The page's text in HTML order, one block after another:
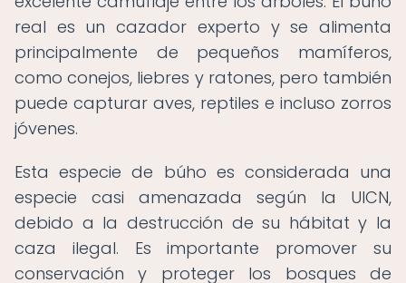
real es un cazador experto y se alimenta
principalmente de pequeños mamíferos,
como conejos, liebres y ratones, pero también
puede capturar aves, reptiles e incluso zorros
jóvenes.
Esta especie de búho es considerada una
especie casi amenazada según la UICN,
debido a la destrucción de su hábitat y la
caza ilegal. Es importante promover su
conservación y proteger los bosques de